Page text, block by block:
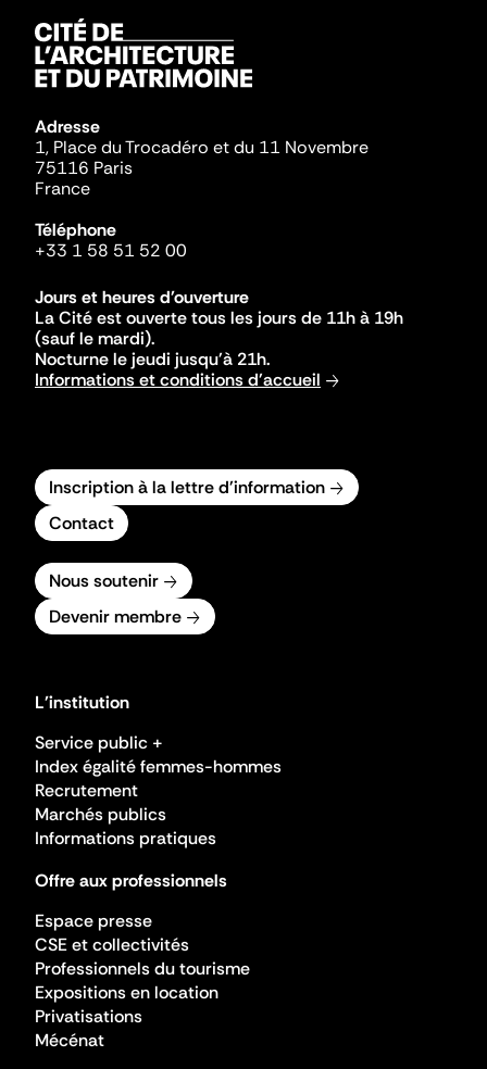
Adresse
1, Place du Trocadéro et du 11 Novembre
75116 Paris
France
Téléphone
+33 1 58 51 52 00
Jours et heures d'ouverture
La Cité est ouverte tous les jours de 11h à 19h
(sauf le mardi).
Nocturne le jeudi jusqu'à 21h.
Informations et conditions d'accueil
Inscription à la lettre d'information
Contact
Nous soutenir
Devenir membre
L'institution
Service public +
Index égalité femmes-hommes
Recrutement
Marchés publics
Informations pratiques
Offre aux professionnels
Espace presse
CSE et collectivités
Professionnels du tourisme
Expositions en location
Privatisations
Mécénat